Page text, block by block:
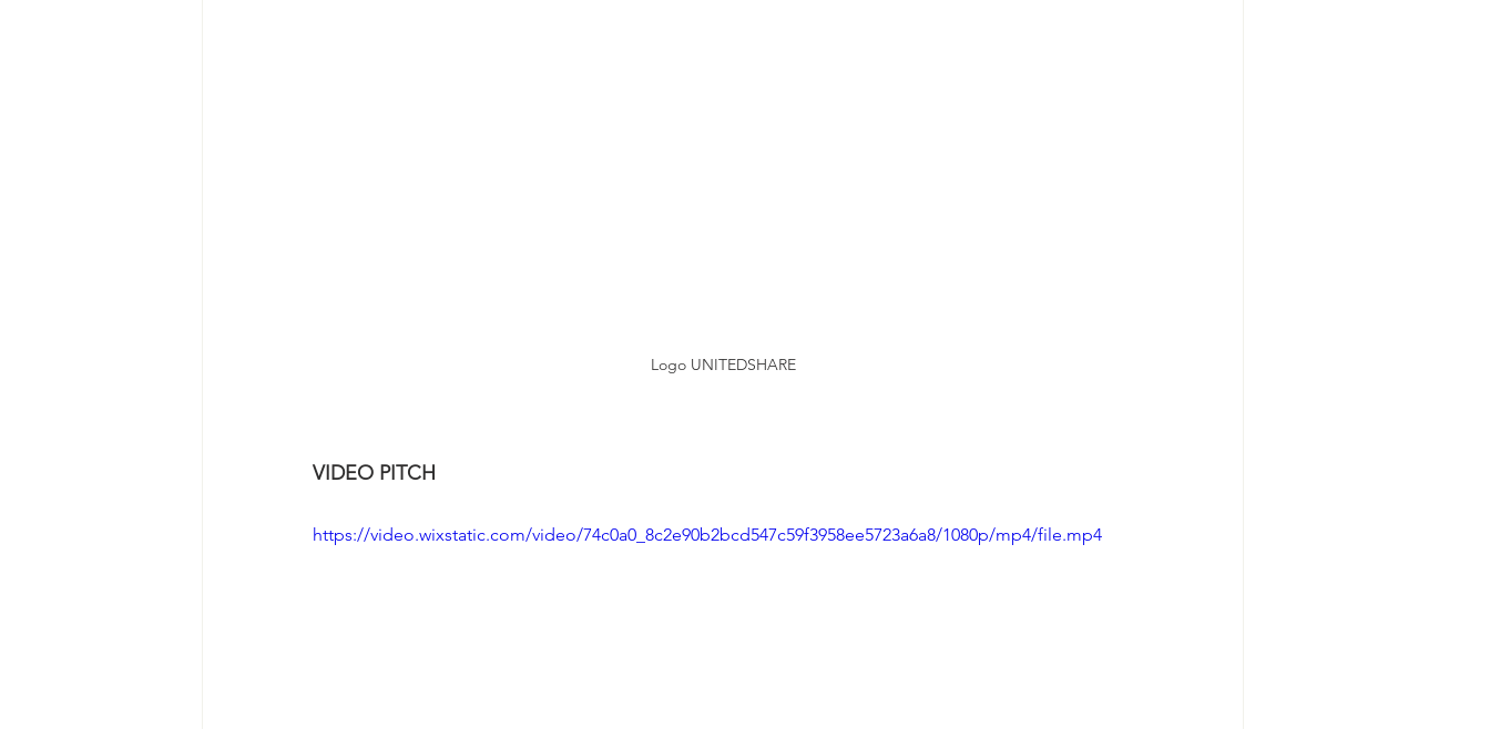
Logo UNITEDSHARE
VIDEO PITCH
https://video.wixstatic.com/video/74c0a0_8c2e90b2bcd547c59f3958ee5723a6a8/1080p/mp4/file.mp4